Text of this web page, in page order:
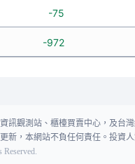
-75
-972
訊觀測站、櫃檯買賣中心，及台
新，本網站不負任何責任。投資